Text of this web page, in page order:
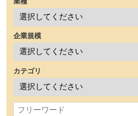
企業規模
カテゴリ